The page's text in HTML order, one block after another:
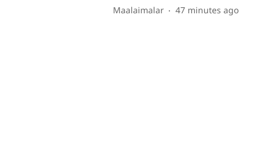
Maalaimalar 47 minutes ago